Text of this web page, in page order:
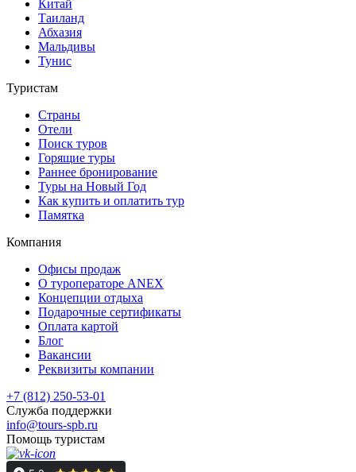
Китай
Таиланд
Абхазия
Мальдивы
Тунис
Туристам
Страны
Отели
Поиск туров
Горящие туры
Раннее бронирование
Туры на Новый Год
Как купить и оплатить тур
Памятка
Компания
Офисы продаж
О туроператоре ANEX
Концепции отдыха
Подарочные сертификаты
Оплата картой
Блог
Вакансии
Реквизиты компании
+7 (812) 250-53-01
Служба поддержки
info@tours-spb.ru
Помощь туристам